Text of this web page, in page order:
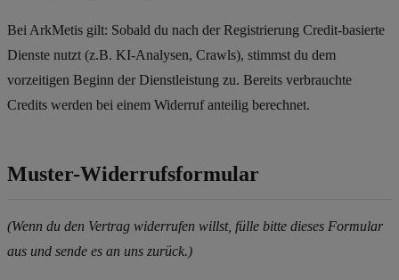
Bei ArkMetis gilt: Sobald du nach der Registrierung Credit-basierte
Dienste nutzt (z.B. KI-Analysen, Crawls), stimmst du dem
vorzeitigen Beginn der Dienstleistung zu. Bereits verbrauchte
Credits werden bei einem Widerruf anteilig berechnet.
Muster-Widerrufsformular
(Wenn du den Vertrag widerrufen willst, fülle bitte dieses Formular
aus und sende es an uns zurück.)